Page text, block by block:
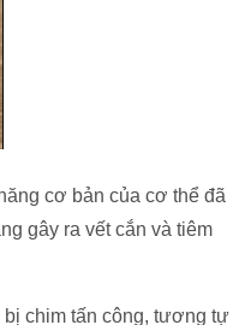
cơ bản của cơ thể đã
gây ra vết cắn và tiêm
chim tấn công, tương tự